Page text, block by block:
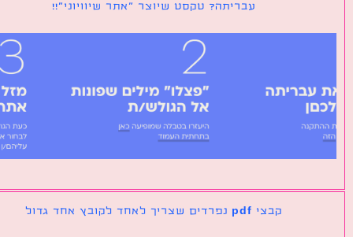
עבריתה? טקסט שיוצר ״אתר שיוויוני״!!